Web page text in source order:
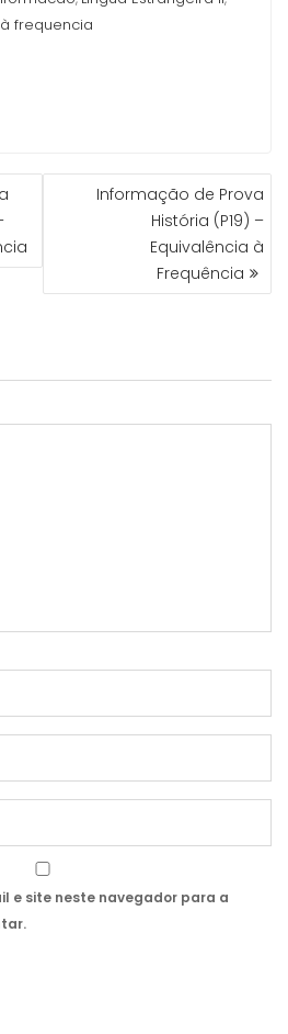
frequencia
Informação de Prova
História (P19) –
Equivalência à
Frequência
e site neste navegador para a